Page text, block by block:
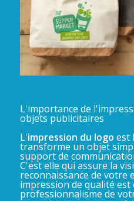
L'importance de
objets publicitaires
L'impression du logo est
transforme un objet
support de
C'est elle qui assure la
reconnaissance de votre
impression de qualité est
professionnalisme de